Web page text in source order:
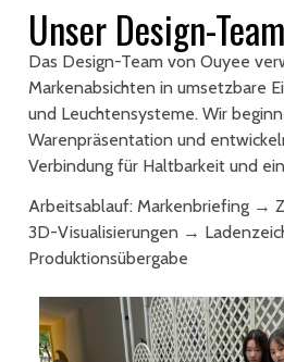
Unser Design-Team
Das Design-Team von Ouyee
Markenabsichten in umsetzbare
und Leuchtensysteme. Wir
Warenpräsentation und
Verbindung für Haltbarkeit und
Arbeitsablauf: Markenbriefing →
3D-Visualisierungen →
Produktionsübergabe